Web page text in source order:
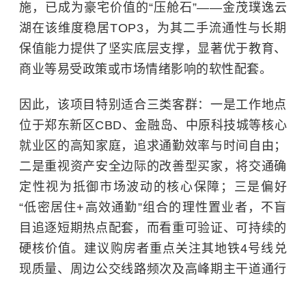
施，已成为豪宅价值的“压舱石”——金茂璞逸云
湖在该维度稳居TOP3，为其二手流通性与长期
保值能力提供了坚实底层支撑，显著优于教育、
商业等易受政策或市场情绪影响的软性配套。
因此，该项目特别适合三类客群：一是工作地点
位于郑东新区CBD、金融岛、中原科技城等核心
就业区的高知家庭，追求通勤效率与时间自由；
二是重视资产安全边际的改善型买家，将交通确
定性视为抵御市场波动的核心保障；三是偏好
“低密居住+高效通勤”组合的理性置业者，不盲
目追逐短期热点配套，而看重可验证、可持续的
硬核价值。建议购房者重点关注其地铁4号线兑
现质量、周边公交线路频次及高峰期主干道通行